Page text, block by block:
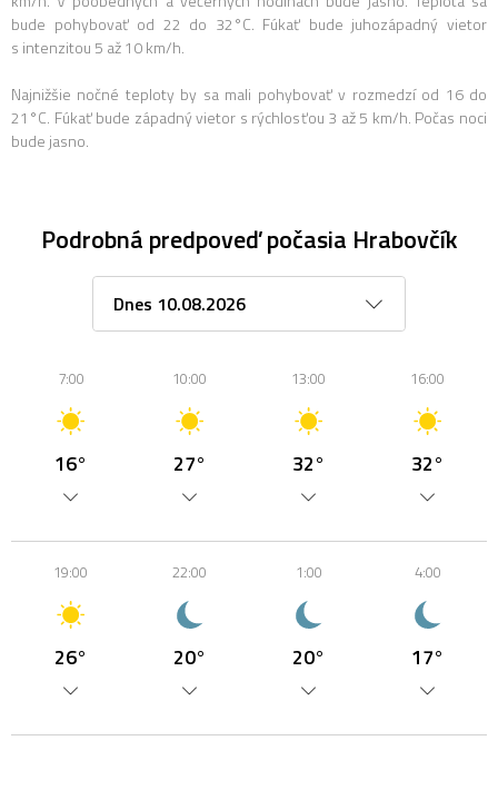
bude pohybovať od 22 do 32°C. Fúkať bude juhozápadný vietor
s intenzitou 5 až 10 km/h.
Najnižšie nočné teploty by sa mali pohybovať v rozmedzí od 16 do
21°C. Fúkať bude západný vietor s rýchlosťou 3 až 5 km/h. Počas noci
bude jasno.
Podrobná predpoveď počasia Hrabovčík
7:00
16°
10:00
27°
13:00
32°
16:00
32°
19:00
26°
22:00
20°
1:00
20°
4:00
17°